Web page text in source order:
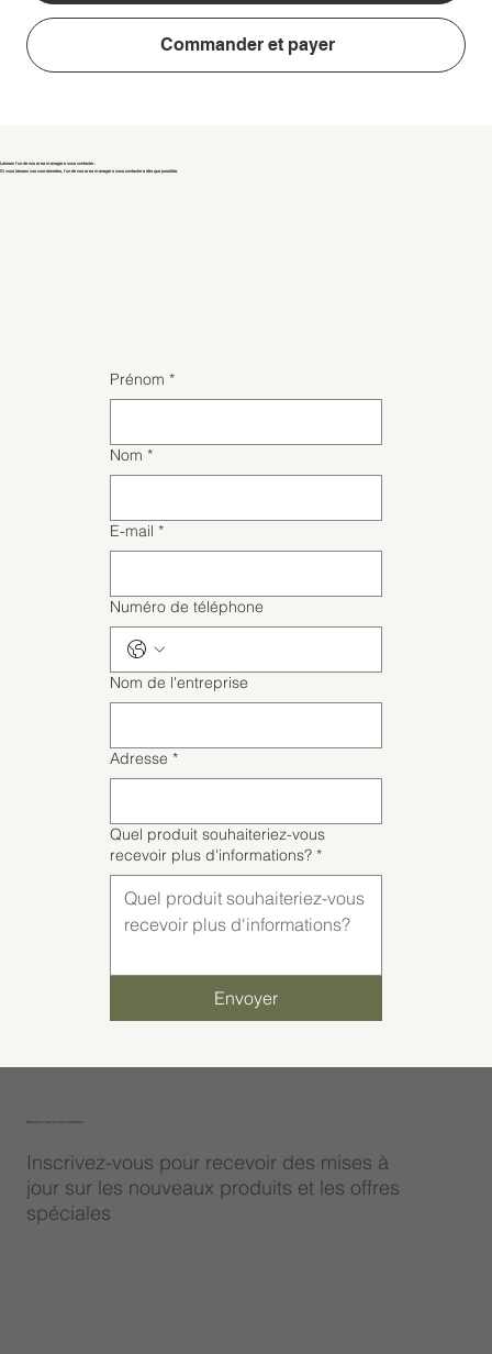
Commander et payer
Laissez l'un de nos area managers vous contacter.
Si vous laissez vos coordonnées, l'un de nos area managers vous contactera dès que possible.
Prénom *
Nom *
E-mail *
Numéro de téléphone
Nom de l'entreprise
Adresse *
Quel produit souhaiteriez-vous
recevoir plus d'informations? *
Envoyer
Inscrivez-vous pour recevoir des mises à
jour sur les nouveaux produits et les offres
spéciales
Abonnez-vous à notre newsletter